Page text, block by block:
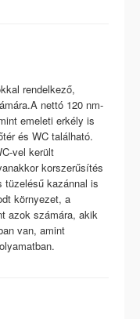
rendelkező,
nettó 120 nm-
emeleti erkély is
és WC található.
vel került
korszerűsítés
tüzelésű kazánnal is
környezet, a
azok számára, akik
van, amint